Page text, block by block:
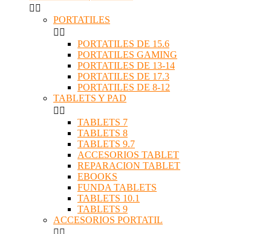
 
PORTATILES
 
PORTATILES DE 15.6
PORTATILES GAMING
PORTATILES DE 13-14
PORTATILES DE 17.3
PORTATILES DE 8-12
TABLETS Y PAD
 
TABLETS 7
TABLETS 8
TABLETS 9.7
ACCESORIOS TABLET
REPARACION TABLET
EBOOKS
FUNDA TABLETS
TABLETS 10.1
TABLETS 9
ACCESORIOS PORTATIL